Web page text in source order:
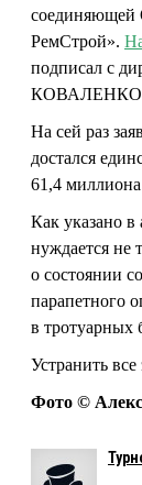
соединяющей
РемСтрой».
подписал с
КОВАЛЕНКО
На сей раз
достался
61,4
Как указано
нуждается не
о состоянии
парапетного
в тротуарных
Устранить
Фото ©